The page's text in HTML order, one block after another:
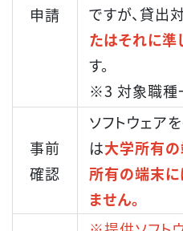
申請
ですが、貸出
たはそれに準
す。
※3 対象職種
事前
確認
ソフトウェア
は大学所有
所有の端末に
ません。